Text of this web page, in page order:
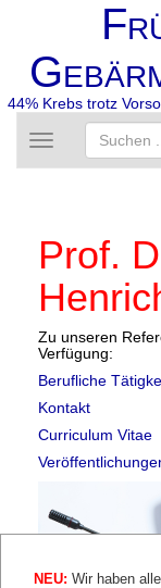
F
G
44% Krebs trotz
Toggle
navigation
Prof.
Zu unseren
Verfügung:
Berufliche
Kontakt
Curriculum Vitae
NEU: Wir haben